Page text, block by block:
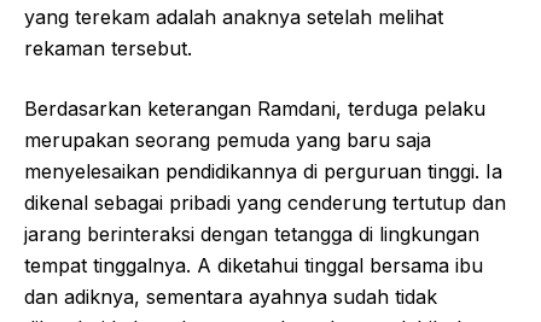
yang terekam adalah anaknya setelah melihat
rekaman tersebut.
Berdasarkan keterangan Ramdani, terduga pelaku
merupakan seorang pemuda yang baru saja
menyelesaikan pendidikannya di perguruan tinggi. Ia
dikenal sebagai pribadi yang cenderung tertutup dan
jarang berinteraksi dengan tetangga di lingkungan
tempat tinggalnya. A diketahui tinggal bersama ibu
dan adiknya, sementara ayahnya sudah tidak